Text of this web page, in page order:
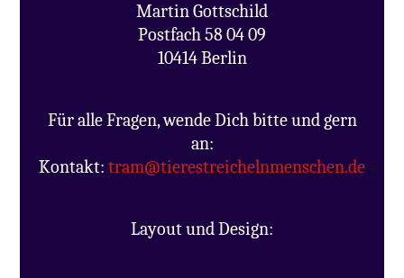
Martin Gottschild
Postfach 58 04 09
10414 Berlin
Für alle Fragen, wende Dich bitte und gern
an:
Kontakt: tram@tierestreichelnmenschen.de
Layout und Design: